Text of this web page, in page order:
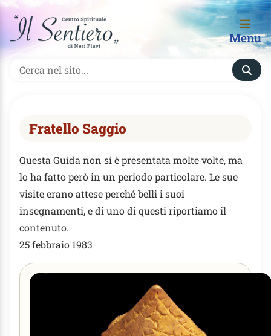
Menu
Fratello Saggio
Questa Guida non si è presentata molte volte, ma
lo ha fatto però in un periodo particolare. Le sue
visite erano attese perché belli i suoi
insegnamenti, e di uno di questi riportiamo il
contenuto.
25 febbraio 1983